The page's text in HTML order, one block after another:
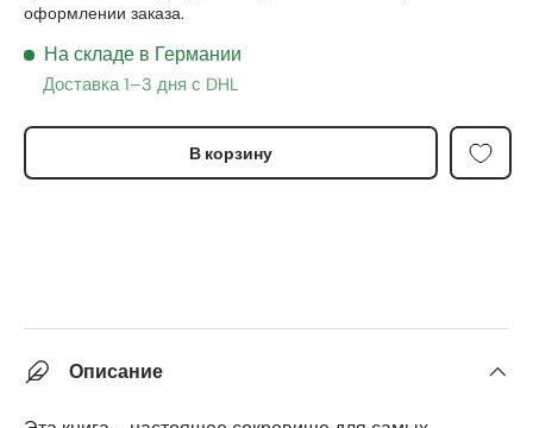
оформлении заказа.
На складе в Германии
Доставка 1–3 дня с DHL
В корзину
Описание